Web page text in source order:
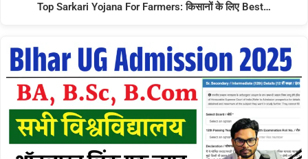
Top Sarkari Yojana For Farmers: किसानों के लिए Best…